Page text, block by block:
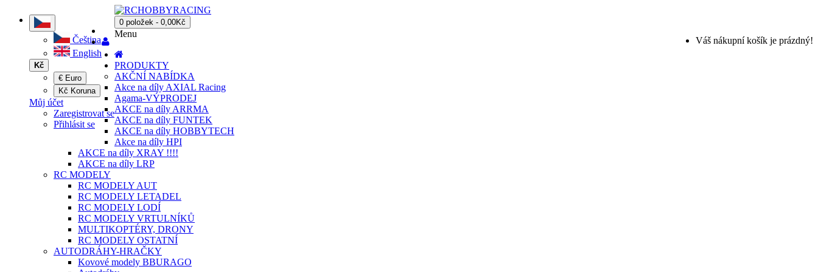
Čeština
English
Kč
€ Euro
Kč Koruna
Můj účet
Zaregistrovat se
Přihlásit se
0 položek - 0,00Kč
Váš nákupní košík je prázdný!
Menu
PRODUKTY
AKČNÍ NABÍDKA
Akce na díly AXIAL Racing
Agama-VÝPRODEJ
AKCE na díly ARRMA
AKCE na díly FUNTEK
AKCE na díly HOBBYTECH
Akce na díly HPI
AKCE na díly XRAY !!!!
AKCE na díly LRP
RC MODELY
RC MODELY AUT
RC MODELY LETADEL
RC MODELY LODÍ
RC MODELY VRTULNÍKŮ
MULTIKOPTÉRY, DRONY
RC MODELY OSTATNÍ
AUTODRÁHY-HRAČKY
Kovové modely BBURAGO